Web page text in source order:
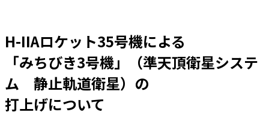
H-IIAロケット35号機による
「みちびき3号機」（準天頂衛星システ
ム 静止軌道衛星）の
打上げについて